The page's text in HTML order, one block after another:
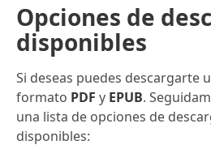
Opciones de
disponibles
Si deseas puedes descargarte
formato PDF y EPUB.
una lista de opciones de
disponibles: